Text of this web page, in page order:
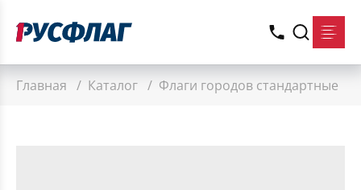
Главная / Каталог / Флаги городов стандартные